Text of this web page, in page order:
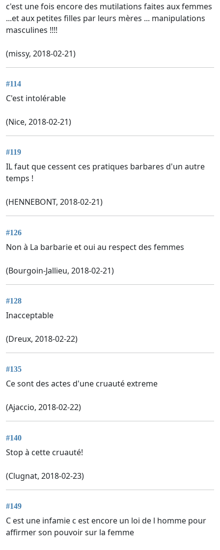
c'est une fois encore des mutilations faites aux femmes
...et aux petites filles par leurs mères ... manipulations
masculines !!!!
(missy, 2018-02-21)
#114
C'est intolérable
(Nice, 2018-02-21)
#119
IL faut que cessent ces pratiques barbares d'un autre
temps !
(HENNEBONT, 2018-02-21)
#126
Non à La barbarie et oui au respect des femmes
(Bourgoin-Jallieu, 2018-02-21)
#128
Inacceptable
(Dreux, 2018-02-22)
#135
Ce sont des actes d'une cruauté extreme
(Ajaccio, 2018-02-22)
#140
Stop à cette cruauté!
(Clugnat, 2018-02-23)
#149
C est une infamie c est encore un loi de l homme pour
affirmer son pouvoir sur la femme